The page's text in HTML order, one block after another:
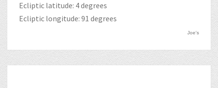
Ecliptic latitude: 4 degrees
Ecliptic longitude: 91 degrees
Joe's